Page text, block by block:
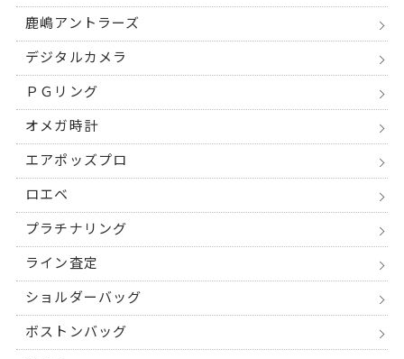
鹿嶋アントラーズ
デジタルカメラ
ＰＧリング
オメガ時計
エアポッズプロ
ロエベ
プラチナリング
ライン査定
ショルダーバッグ
ボストンバッグ